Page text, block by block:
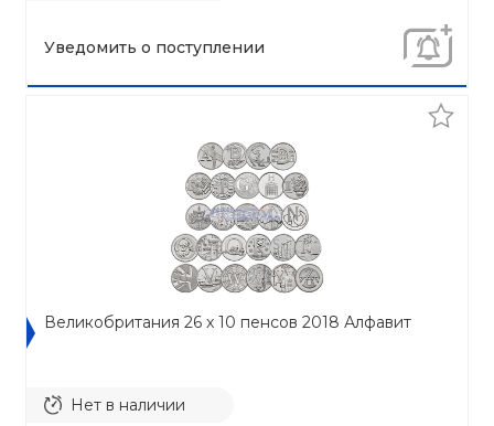
Уведомить о поступлении
Великобритания 26 x 10 пенсов 2018 Алфавит
Нет в наличии